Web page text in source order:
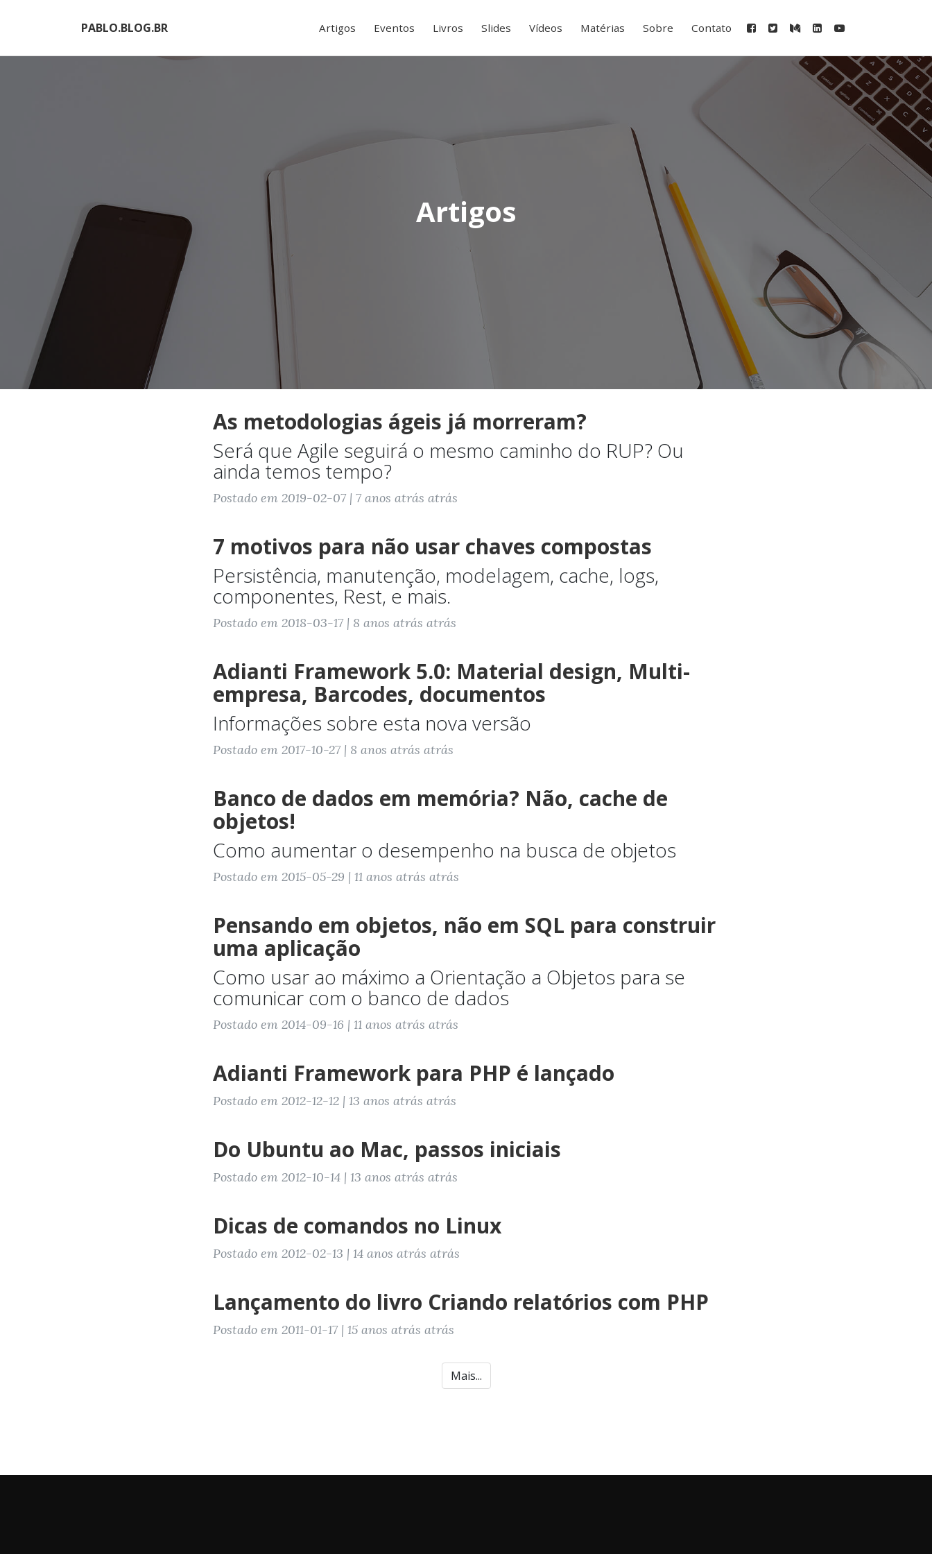
PABLO.BLOG.BR Artigos Eventos Livros Slides Vídeos Matérias Sobre Contato
Artigos
As metodologias ágeis já morreram?
Será que Agile seguirá o mesmo caminho do RUP? Ou
ainda temos tempo?
Postado em 2019-02-07 | 7 anos atrás atrás
7 motivos para não usar chaves compostas
Persistência, manutenção, modelagem, cache, logs,
componentes, Rest, e mais.
Postado em 2018-03-17 | 8 anos atrás atrás
Adianti Framework 5.0: Material design, Multi-
empresa, Barcodes, documentos
Informações sobre esta nova versão
Postado em 2017-10-27 | 8 anos atrás atrás
Banco de dados em memória? Não, cache de
objetos!
Como aumentar o desempenho na busca de objetos
Postado em 2015-05-29 | 11 anos atrás atrás
Pensando em objetos, não em SQL para construir
uma aplicação
Como usar ao máximo a Orientação a Objetos para se
comunicar com o banco de dados
Postado em 2014-09-16 | 11 anos atrás atrás
Adianti Framework para PHP é lançado
Postado em 2012-12-12 | 13 anos atrás atrás
Do Ubuntu ao Mac, passos iniciais
Postado em 2012-10-14 | 13 anos atrás atrás
Dicas de comandos no Linux
Postado em 2012-02-13 | 14 anos atrás atrás
Lançamento do livro Criando relatórios com PHP
Postado em 2011-01-17 | 15 anos atrás atrás
Mais...